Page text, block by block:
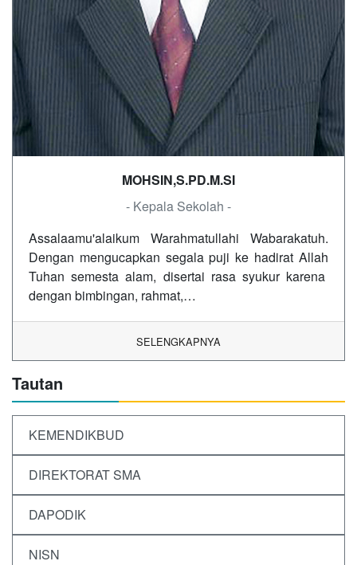
MOHSIN,S.PD.M.SI
- Kepala Sekolah -
Assalaamu'alaikum Warahmatullahi Wabarakatuh.
Dengan mengucapkan segala puji ke hadirat Allah
Tuhan semesta alam, disertai rasa syukur karena
dengan bimbingan, rahmat,…
SELENGKAPNYA
Tautan
KEMENDIKBUD
DIREKTORAT SMA
DAPODIK
NISN